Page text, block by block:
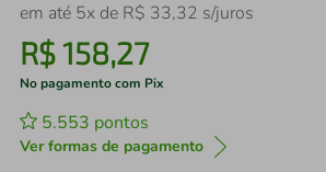
em até 5x de R$ 33,32 s/juros
R$158,27
No pagamento com Pix
5.553 pontos
Ver formas de pagamento